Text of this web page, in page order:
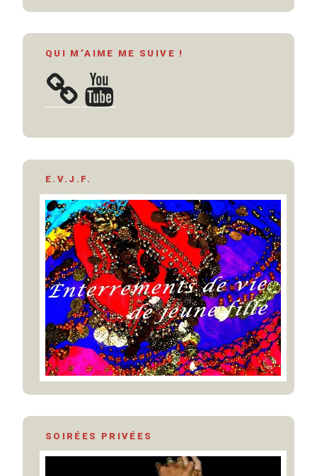
QUI M’AIME ME SUIVE !
YouTube
E.V.J.F.
SOIRÉES PRIVÉES